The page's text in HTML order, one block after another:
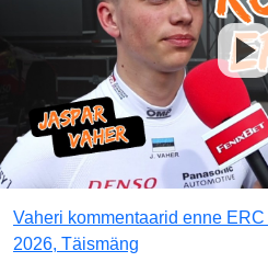
Vaheri kommentaarid enne
2026, Täismäng